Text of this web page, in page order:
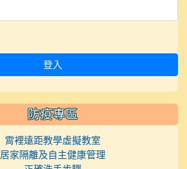
登入
防疫專區
霄裡遠距教學虛擬教室
居家隔離及自主健康管理